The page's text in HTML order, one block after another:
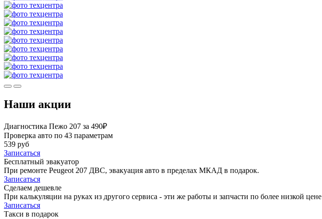
Наши акции
Диагностика Пежо 207 за 490₽
Проверка авто по 43 параметрам
539 руб
Записаться
Бесплатный эвакуатор
При ремонте Peugeot 207 ДВС, эвакуация авто в пределах МКАД в подарок.
Записаться
Сделаем дешевле
При калькуляции на руках из другого сервиса - эти же работы и запчасти по более низкой цене
Записаться
Такси в подарок